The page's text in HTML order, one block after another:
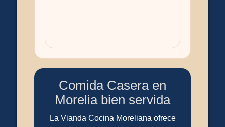
Comida Casera en
Morelia bien servida
La Vianda Cocina Moreliana ofrece